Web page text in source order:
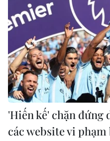
'Hiến kế' chặn đứng
các website vi phạm